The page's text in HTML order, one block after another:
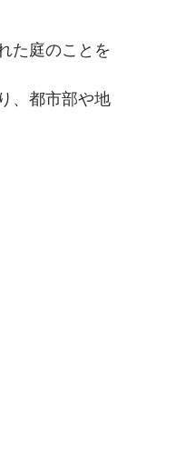
た庭のことを
、都市部や地